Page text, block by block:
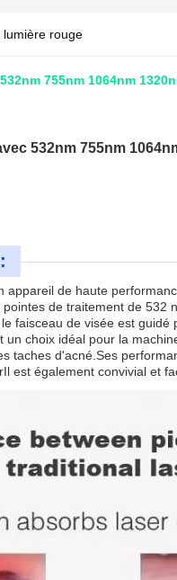
rouge
755nm 1064nm
532nm 755nm
appareil de haute
de traitement de
faisceau de visée est guidé
un choix idéal pour la
taches d'acné.Ses
est également convivial et